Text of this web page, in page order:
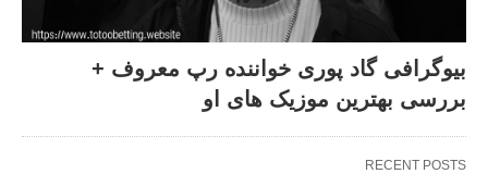
بیوگرافی گاد پوری خواننده رپ معروف +
بررسی بهترین موزیک های او
RECENT POSTS